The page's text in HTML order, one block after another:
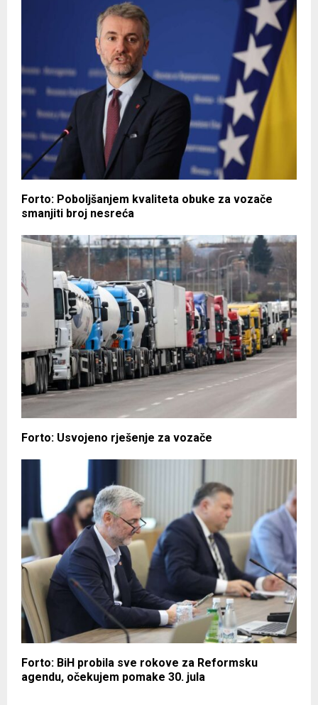
Forto: Poboljšanjem kvaliteta obuke za vozače
smanjiti broj nesreća
Forto: Usvojeno rješenje za vozače
Forto: BiH probila sve rokove za Reformsku
agendu, očekujem pomake 30. jula